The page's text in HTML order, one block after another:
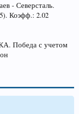
- Северсталь.
Коэфф.: 2.02
Победа с учетом